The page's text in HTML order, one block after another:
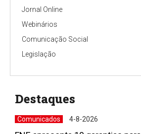
Jornal Online
Webinários
Comunicação Social
Legislação
Destaques
Comunicados 4-8-2026